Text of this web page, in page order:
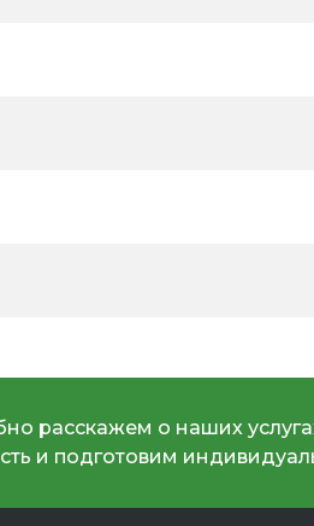
расскажем о наших
и подготовим